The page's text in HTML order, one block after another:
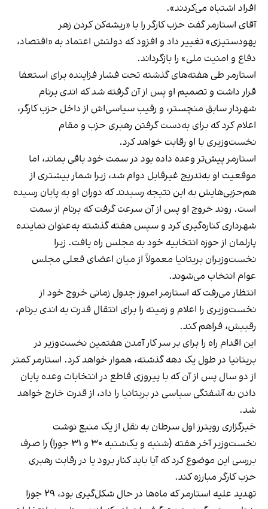
افراد اشتباه می‌کردند».
آقای استارمر گفت حزب کارگر را با «ریشه‌کن کردن زهر
یهودستیزی» تغییر داد و افزود که دولتش اعتماد به «اقتصاد،
دفاع و امنیت ملی» را بازگرداند.
استارمر طی هفته‌های گذشته تحت فشار فزاینده برای استعفا
قرار داشت و تصمیم او پس از آن گرفته شد که اندی برنام
شهردار سابق منچستر، و رقیب سیاسی‌اش از داخل حزب کارگر،
اعلام کرد که برای به‌دست گرفتن رهبری حزب و مقام
نخست‌وزیری با او رقابت خواهد کرد.
استارمر پیش‌تر وعده داده بود در سمت خود باقی بماند، اما
موقعیت او به‌تدریج غیرقابل دوام شد، زیرا شمار بیشتری از
هم‌حزبی‌هایش به این نتیجه رسیدند که دوران او به پایان رسیده
است. روند خروج او پس از آن سرعت گرفت که برنام از سمت
شهرداری کناره‌گیری کرد و سپس هفته گذشته به‌عنوان نماینده
پارلمان از حوزه انتخابیه خود به مجلس راه یافت. زیرا
نخست‌وزیران بریتانیا معمولاً از میان اعضای فعلی مجلس
عوام انتخاب می‌شوند.
انتظار می‌رفت که استارمر امروز جدول زمانی خروج خود از
نخست‌وزیری را اعلام و زمینه را برای انتقال قدرت به اندی برنام،
رقیبش، فراهم کند.
این اقدام راه را برای بر سر کار آمدن هفتمین نخست‌وزیر در
بریتانیا در طول یک دهه گذشته، هموار خواهد کرد. استارمر کمتر
از دو سال پس از آن که با پیروزی قاطع در انتخابات وعده پایان
دادن به آشفتگی سیاسی در بریتانیا را داد، از قدرت خارج خواهد
شد.
خبرگزاری رویترز اول سرطان به نقل از یک منبع نوشت
نخست‌وزیر آخر هفته (شنبه و یک‌شنبه ۳۰ و ۳۱ جورا) را صرف
بررسی این موضوع کرد که آیا باید کنار برود یا در رقابت رهبری
حزب کارگر مبارزه کند.
تهدید علیه استارمر که ماه‌ها در حال شکل‌گیری بود، ۲۹ جوزا